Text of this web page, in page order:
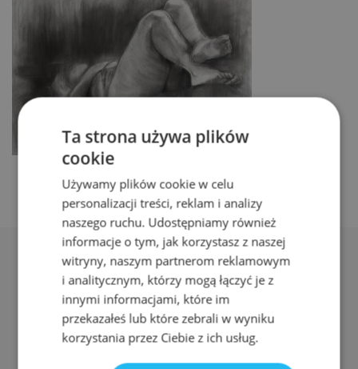
Adres:
ul. Nyska 61a, Wrocław 50-505
Ta strona używa plików
cookie
Używamy plików cookie w celu
personalizacji treści, reklam i analizy
naszego ruchu. Udostępniamy również
informacje o tym, jak korzystasz z naszej
witryny, naszym partnerom reklamowym
i analitycznym, którzy mogą łączyć je z
innymi informacjami, które im
przekazałeś lub które zebrali w wyniku
korzystania przez Ciebie z ich usług.